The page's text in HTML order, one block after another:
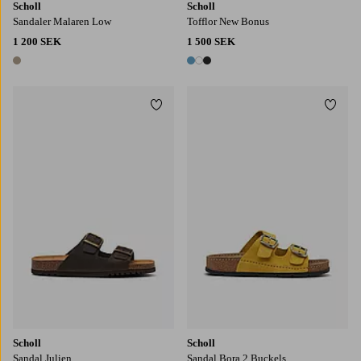
Scholl
Sandaler Malaren Low
1 200 SEK
1 färg
Scholl
Tofflor New Bonus
1 500 SEK
3 färger
Scholl
Sandal Julien
Lägg till i favoriter
Scholl
Sandal Bora 2 Buckels